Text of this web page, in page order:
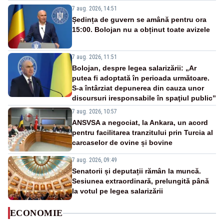
7 aug. 2026, 14:51
Ședința de guvern se amână pentru ora
15:00. Bolojan nu a obținut toate avizele
7 aug. 2026, 11:51
Bolojan, despre legea salarizării: „Ar
putea fi adoptată în perioada următoare.
S-a întârziat depunerea din cauza unor
discursuri iresponsabile în spaţiul public”
7 aug. 2026, 10:57
ANSVSA a negociat, la Ankara, un acord
pentru facilitarea tranzitului prin Turcia al
carcaselor de ovine și bovine
7 aug. 2026, 09:49
Senatorii și deputații rămân la muncă.
Sesiunea extraordinară, prelungită până
la votul pe legea salarizării
ECONOMIE